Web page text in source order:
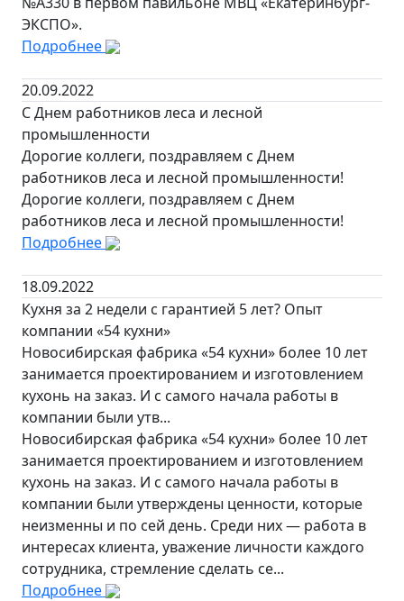
ЭКСПО».
Подробнее
20.09.2022
С Днем работников леса и лесной
промышленности
Дорогие коллеги, поздравляем с Днем
работников леса и лесной промышленности!
Дорогие коллеги, поздравляем с Днем
работников леса и лесной промышленности!
Подробнее
18.09.2022
Кухня за 2 недели с гарантией 5 лет? Опыт
компании «54 кухни»
Новосибирская фабрика «54 кухни» более 10 лет
занимается проектированием и изготовлением
кухонь на заказ. И с самого начала работы в
компании были утв...
Новосибирская фабрика «54 кухни» более 10 лет
занимается проектированием и изготовлением
кухонь на заказ. И с самого начала работы в
компании были утверждены ценности, которые
неизменны и по сей день. Среди них — работа в
интересах клиента, уважение личности каждого
сотрудника, стремление сделать се...
Подробнее